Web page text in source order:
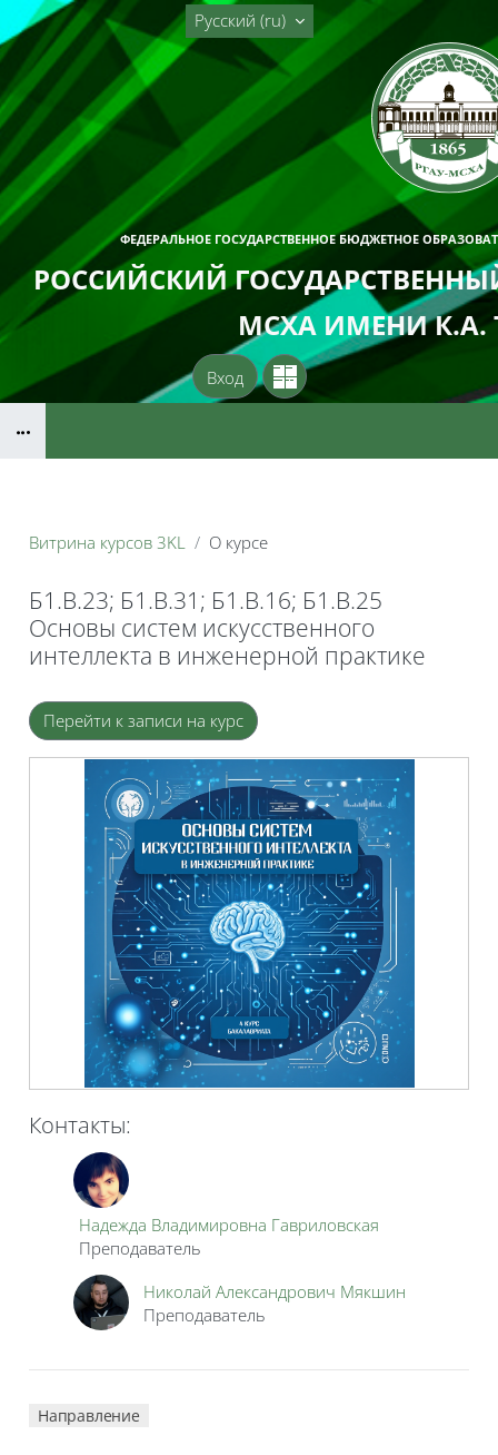
Перейти к основному содержанию
ФЕДЕРАЛЬНОЕ ГОСУДАРСТВЕННОЕ БЮДЖЕТНОЕ
РОССИЙСКИЙ
МСХА ИМЕНИ К.А.
Русский ‎(ru)‎
Вход
Витрина курсов 3KL О курсе
Б1.В.23; Б1.В.31; Б1.В.16; Б1.В.25
Основы систем искусственного
интеллекта в инженерной практике
Блоки
Перейти к записи на курс
Контакты:
Надежда Владимировна Гавриловская
Преподаватель
Николай Александрович Мякшин
Преподаватель
Направление